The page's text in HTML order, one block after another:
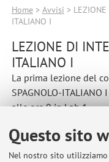
Questo sito
Nel nostro sito
Home> Avvisi > LEZIONE
ITALIANO I
LEZIONE DI
ITALIANO I
La prima lezione del
SPAGNOLO-
alle ore 9 in Lab 1